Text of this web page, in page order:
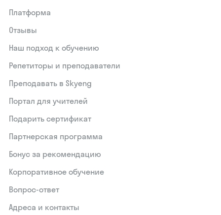
Платформа
Отзывы
Наш подход к обучению
Репетиторы и преподаватели
Преподавать в Skyeng
Портал для учителей
Подарить сертификат
Партнерская программа
Бонус за рекомендацию
Корпоративное обучение
Вопрос-ответ
Адреса и контакты